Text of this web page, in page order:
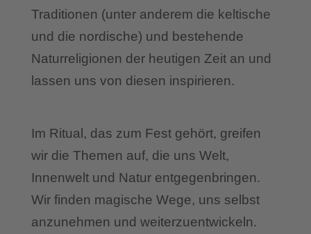
Traditionen (unter anderem die keltische
und die nordische) und bestehende
Naturreligionen der heutigen Zeit an und
lassen uns von diesen inspirieren.
Im Ritual, das zum Fest gehört, greifen
wir die Themen auf, die uns Welt,
Innenwelt und Natur entgegenbringen.
Wir finden magische Wege, uns selbst
anzunehmen und weiterzuentwickeln.